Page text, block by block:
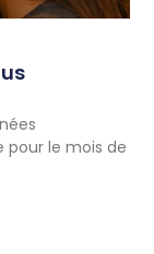
pour le mois de